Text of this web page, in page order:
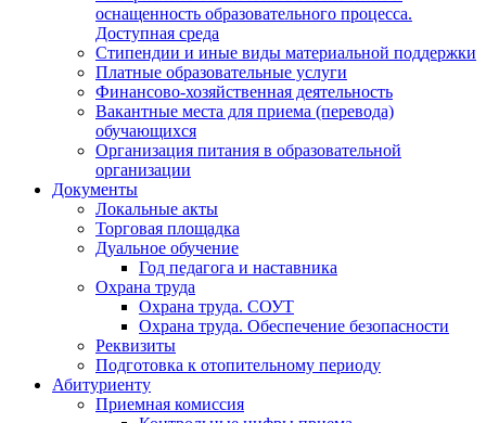
оснащенность образовательного процесса.
Доступная среда
Стипендии и иные виды материальной поддержки
Платные образовательные услуги
Финансово-хозяйственная деятельность
Вакантные места для приема (перевода)
обучающихся
Организация питания в образовательной
организации
Документы
Локальные акты
Торговая площадка
Дуальное обучение
Год педагога и наставника
Охрана труда
Охрана труда. СОУТ
Охрана труда. Обеспечение безопасности
Реквизиты
Подготовка к отопительному периоду
Абитуриенту
Приемная комиссия